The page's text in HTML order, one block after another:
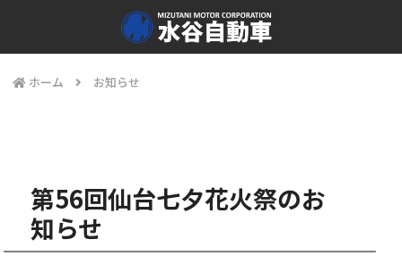
ホーム お知らせ
第56回仙台七夕花火祭のお
知らせ